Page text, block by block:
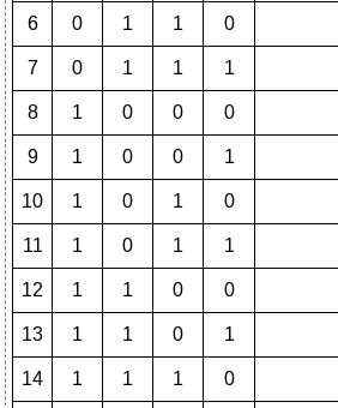
6 0 1 1 0
7 0 1 1 1
8 1 0 0 0
9 1 0 0 1
10 1 0 1 0
11 1 0 1 1
12 1 1 0 0
13 1 1 0 1
14 1 1 1 0